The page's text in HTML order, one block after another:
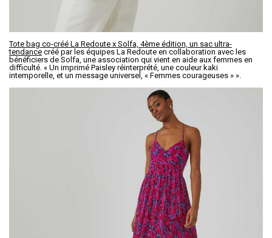
Tote bag co-créé La Redoute x Solfa, 4ème édition, un sac ultra-
tendance créé par les équipes La Redoute en collaboration avec les
bénéficiers de Solfa, une association qui vient en aide aux femmes en
difficulté. « Un imprimé Paisley réinterprété, une couleur kaki
intemporelle, et un message universel, « Femmes courageuses » ».